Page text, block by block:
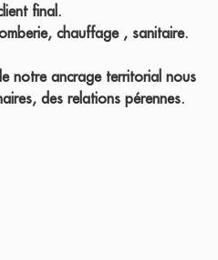
final.
chauffage , sanitaire.
notre ancrage territorial nous
des relations pérennes.